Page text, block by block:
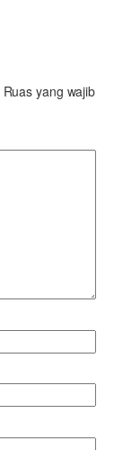
Ruas yang wajib